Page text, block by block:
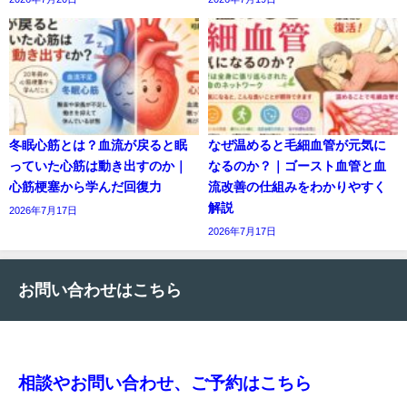
冬眠心筋とは？血流が戻ると眠
っていた心筋は動き出すのか｜
心筋梗塞から学んだ回復力
2026年7月17日
なぜ温めると毛細血管が元気に
なるのか？｜ゴースト血管と血
流改善の仕組みをわかりやすく
解説
2026年7月17日
お問い合わせはこちら
相談やお問い合わせ、ご予約はこちら